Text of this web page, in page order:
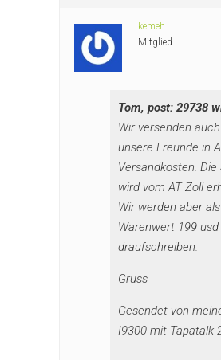
kemeh
Mitglied
Tom, post: 29738
Wir versenden
unsere Freunde in
Versandkosten. Die
wird vom AT Zoll
Wir werden aber als
Warenwert 199 usd
draufschreiben.
Gruss
Gesendet von
I9300 mit Tapatalk